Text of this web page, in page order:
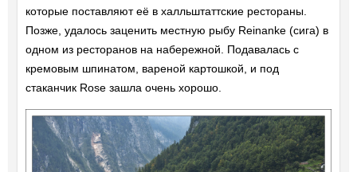
которые поставляют её в халльштаттские рестораны.
Позже, удалось заценить местную рыбу Reinanke (сига) в
одном из ресторанов на набережной. Подавалась с
кремовым шпинатом, вареной картошкой, и под
стаканчик Rose зашла очень хорошо.